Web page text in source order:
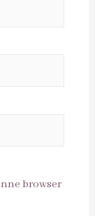
browser